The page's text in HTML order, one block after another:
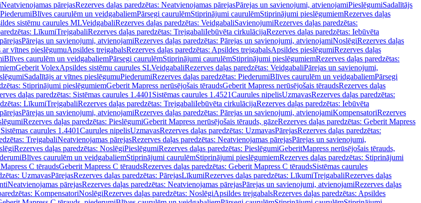
Neatvienojamas pārejasRezerves daļas paredzētas: Neatvienojamas pārejasPārejas un savienojumi, atvienojamiPieslēgumiSadalītājs
Blīves caurulēm un veidgabaliemPārsegi caurulēmStiprinājumi caurulēmStiprinājumi pieslēgumiemRezerves daļas
sistēmu caurules MLVeidgabaliRezerves daļas paredzētas: VeidgabaliSavienojumiRezerves daļas paredzētas:
LīkumiTrejgabaliRezerves daļas paredzētas: TrejgabaliIebūvēta cirkulācijaRezerves daļas paredzētas: Iebūvēta
Pārejas un savienojumi, atvienojamiRezerves daļas paredzētas: Pārejas un savienojumi, atvienojamiNoslēgiRezerves daļas
ar vītnes pieslēgumuApsildes trejgabalsRezerves daļas paredzētas: Apsildes trejgabalsApsildes pieslēgumiRezerves daļas
Blīves caurulēm un veidgabaliemPārsegi caurulēmStiprinājumi caurulēmStiprinājumi pieslēgumiemRezerves daļas paredzētas:
Geberit VolexApsildes sistēmu caurules SLVeidgabaliRezerves daļas paredzētas: VeidgabaliPārejas un savienojumi,
Sadalītājs ar vītnes pieslēgumuPiederumiRezerves daļas paredzētas: PiederumiBlīves caurulēm un veidgabaliemPārsegi
Stiprinājumi pieslēgumiemGeberit Mapress nerūsējošais tēraudsGeberit Mapress nerūsējošais tēraudsRezerves daļas
daļas paredzētas: Sistēmas caurules 1.4401 Sistēmas caurules 1.4521Caurules nipelisUzmavasRezerves daļas paredzētas:
LīkumiTrejgabaliRezerves daļas paredzētas: TrejgabaliIebūvēta cirkulācijaRezerves daļas paredzētas: Iebūvēta
Pārejas un savienojumi, atvienojamiRezerves daļas paredzētas: Pārejas un savienojumi, atvienojamiKompensatoriRezerves
Rezerves daļas paredzētas: PieslēgumiGeberit Mapress nerūsējošais tērauds, gāzeRezerves daļas paredzētas: Geberit Mapress
caurules 1.4401Caurules nipelisUzmavasRezerves daļas paredzētas: UzmavasPārejasRezerves daļas paredzētas:
TrejgabaliNeatvienojamas pārejasRezerves daļas paredzētas: Neatvienojamas pārejasPārejas un savienojumi,
Rezerves daļas paredzētas: NoslēgiPieslēgumiRezerves daļas paredzētas: PieslēgumiGeberitMapress nerūsējošais tērauds,
Blīves caurulēm un veidgabaliemStiprinājumi caurulēmStiprinājumi pieslēgumiemRezerves daļas paredzētas: Stiprinājumi
C tēraudsGeberit Mapress C tēraudsRezerves daļas paredzētas: Geberit Mapress C tēraudsSistēmas caurules
UzmavasPārejasRezerves daļas paredzētas: PārejasLīkumiRezerves daļas paredzētas: LīkumiTrejgabaliRezerves daļas
Neatvienojamas pārejasRezerves daļas paredzētas: Neatvienojamas pārejasPārejas un savienojumi, atvienojamiRezerves daļas
KompensatoriNoslēgiRezerves daļas paredzētas: NoslēgiApsildes trejgabalsRezerves daļas paredzētas: Apsildes